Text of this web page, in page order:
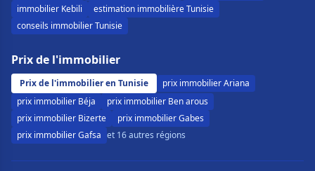
immobilier Kebili
estimation immobilière Tunisie
conseils immobilier Tunisie
Prix de l'immobilier
Prix de l'immobilier en Tunisie
prix immobilier Ariana
prix immobilier Béja
prix immobilier Ben arous
prix immobilier Bizerte
prix immobilier Gabes
prix immobilier Gafsa et 16 autres régions